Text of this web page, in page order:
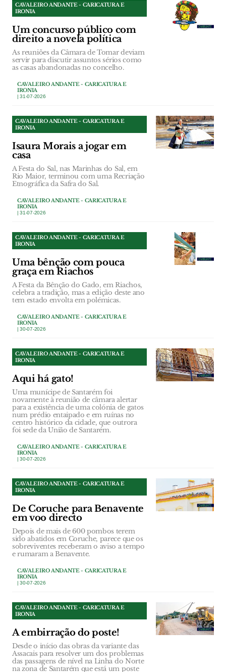
CAVALEIRO ANDANTE - CARICATURA E
IRONIA
Um concurso público com
direito a novela política
As reuniões da Câmara de Tomar deviam
servir para discutir assuntos sérios como
as casas abandonadas no concelho.
CAVALEIRO ANDANTE - CARICATURA E
IRONIA
| 31-07-2026
CAVALEIRO ANDANTE - CARICATURA E
IRONIA
Isaura Morais a jogar em
casa
A Festa do Sal, nas Marinhas do Sal, em
Rio Maior, terminou com uma Recriação
Etnográfica da Safra do Sal.
CAVALEIRO ANDANTE - CARICATURA E
IRONIA
| 31-07-2026
CAVALEIRO ANDANTE - CARICATURA E
IRONIA
Uma bênção com pouca
graça em Riachos
A Festa da Bênção do Gado, em Riachos,
celebra a tradição, mas a edição deste ano
tem estado envolta em polémicas.
CAVALEIRO ANDANTE - CARICATURA E
IRONIA
| 30-07-2026
CAVALEIRO ANDANTE - CARICATURA E
IRONIA
Aqui há gato!
Uma munícipe de Santarém foi
novamente à reunião de câmara alertar
para a existência de uma colónia de gatos
num prédio entaipado e em ruínas no
centro histórico da cidade, que outrora
foi sede da União de Santarém.
CAVALEIRO ANDANTE - CARICATURA E
IRONIA
| 30-07-2026
CAVALEIRO ANDANTE - CARICATURA E
IRONIA
De Coruche para Benavente
em voo directo
Depois de mais de 600 pombos terem
sido abatidos em Coruche, parece que os
sobreviventes receberam o aviso a tempo
e rumaram a Benavente.
CAVALEIRO ANDANTE - CARICATURA E
IRONIA
| 30-07-2026
CAVALEIRO ANDANTE - CARICATURA E
IRONIA
A embirração do poste!
Desde o início das obras da variante das
Assacais para resolver um dos problemas
das passagens de nível na Linha do Norte
na zona de Santarém que está um poste